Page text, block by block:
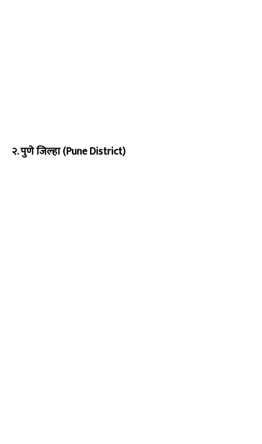
२. पुणे जिल्हा (Pune District)